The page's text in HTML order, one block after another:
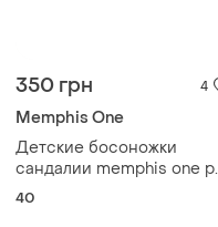
350 грн 4
Memphis One
Детские босоножки
сандалии memphis one р.
40
40